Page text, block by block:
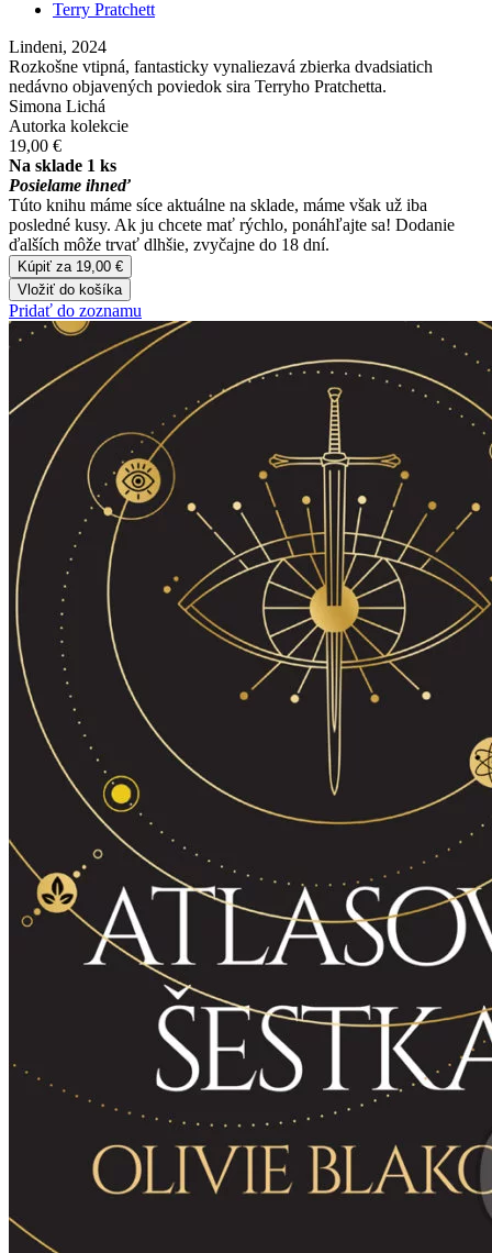
Terry Pratchett
Lindeni, 2024
Rozkošne vtipná, fantasticky vynaliezavá zbierka dvadsiatich
nedávno objavených poviedok sira Terryho Pratchetta.
Simona Lichá
Autorka kolekcie
19,00 €
Na sklade 1 ks
Posielame ihneď
Túto knihu máme síce aktuálne na sklade, máme však už iba
posledné kusy. Ak ju chcete mať rýchlo, ponáhľajte sa! Dodanie
ďalších môže trvať dlhšie, zvyčajne do 18 dní.
Kúpiť za 19,00 €
Vložiť do košíka
Pridať do zoznamu